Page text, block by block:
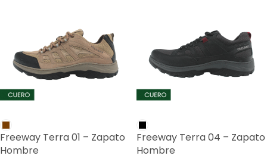
Freeway Terra 01 – Zapato
Hombre
Freeway Terra 04 – Zapato
Hombre